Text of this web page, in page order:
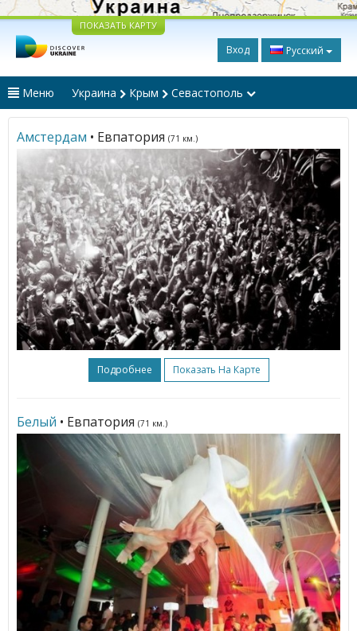
ПОКАЗАТЬ КАРТУ
Вход Русский
Меню Украина Крым Севастополь
Амстердам • Евпатория (71 км.)
Подробнее Показать На Карте
Белый • Евпатория (71 км.)